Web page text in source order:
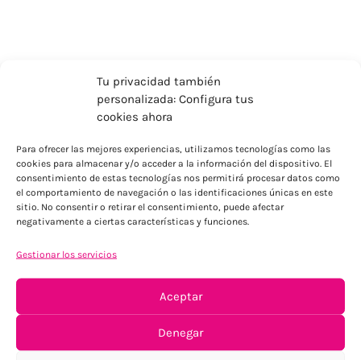
Tu privacidad también
personalizada: Configura tus
cookies ahora
Para ofrecer las mejores experiencias, utilizamos tecnologías como las
cookies para almacenar y/o acceder a la información del dispositivo. El
consentimiento de estas tecnologías nos permitirá procesar datos como
el comportamiento de navegación o las identificaciones únicas en este
sitio. No consentir o retirar el consentimiento, puede afectar
negativamente a ciertas características y funciones.
Gestionar los servicios
Aceptar
Denegar
ENVÍOS ECONÓMICOS